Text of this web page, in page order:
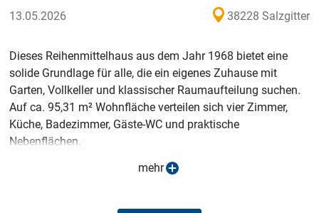
13.05.2026 38228 Salzgitter
Dieses Reihenmittelhaus aus dem Jahr 1968 bietet eine
solide Grundlage für alle, die ein eigenes Zuhause mit
Garten, Vollkeller und klassischer Raumaufteilung suchen.
Auf ca. 95,31 m² Wohnfläche verteilen sich vier Zimmer,
Küche, Badezimmer, Gäste-WC und praktische
Nebenflächen.
Im Erdgeschoss empfängt Sie eine Diele mit Platz für
den Wohn- und Essbereich, der angenehm großzügig wirkt
mehr